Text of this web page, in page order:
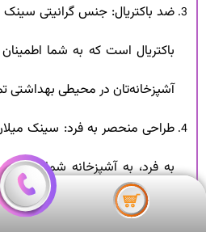
ضد باکتریال: جنس گرانیتی
باکتریال است که به شما
آشپزخانه‌تان در محیطی بهداشتی
طراحی منحصر به فرد: سینک
به فرد، به آشپزخانه شما جلوه
انتخاب از بین مدل‌ها،